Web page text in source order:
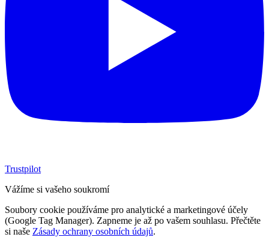
Trustpilot
Vážíme si vašeho soukromí
Soubory cookie používáme pro analytické a marketingové účely
(Google Tag Manager). Zapneme je až po vašem souhlasu. Přečtěte
si naše Zásady ochrany osobních údajů.